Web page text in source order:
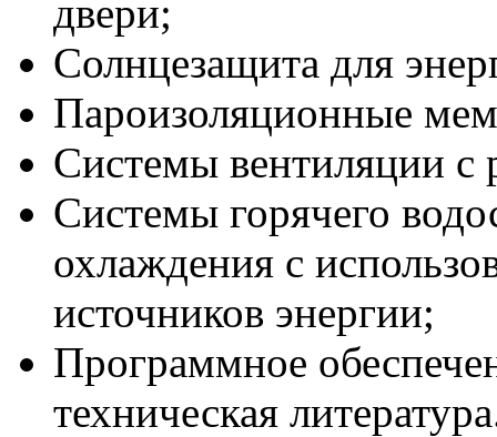
двери;
Солнцезащита для
Пароизоляционные
Системы вентиляции с
Системы горячего
охлаждения с
источников энергии;
Программное
техническая